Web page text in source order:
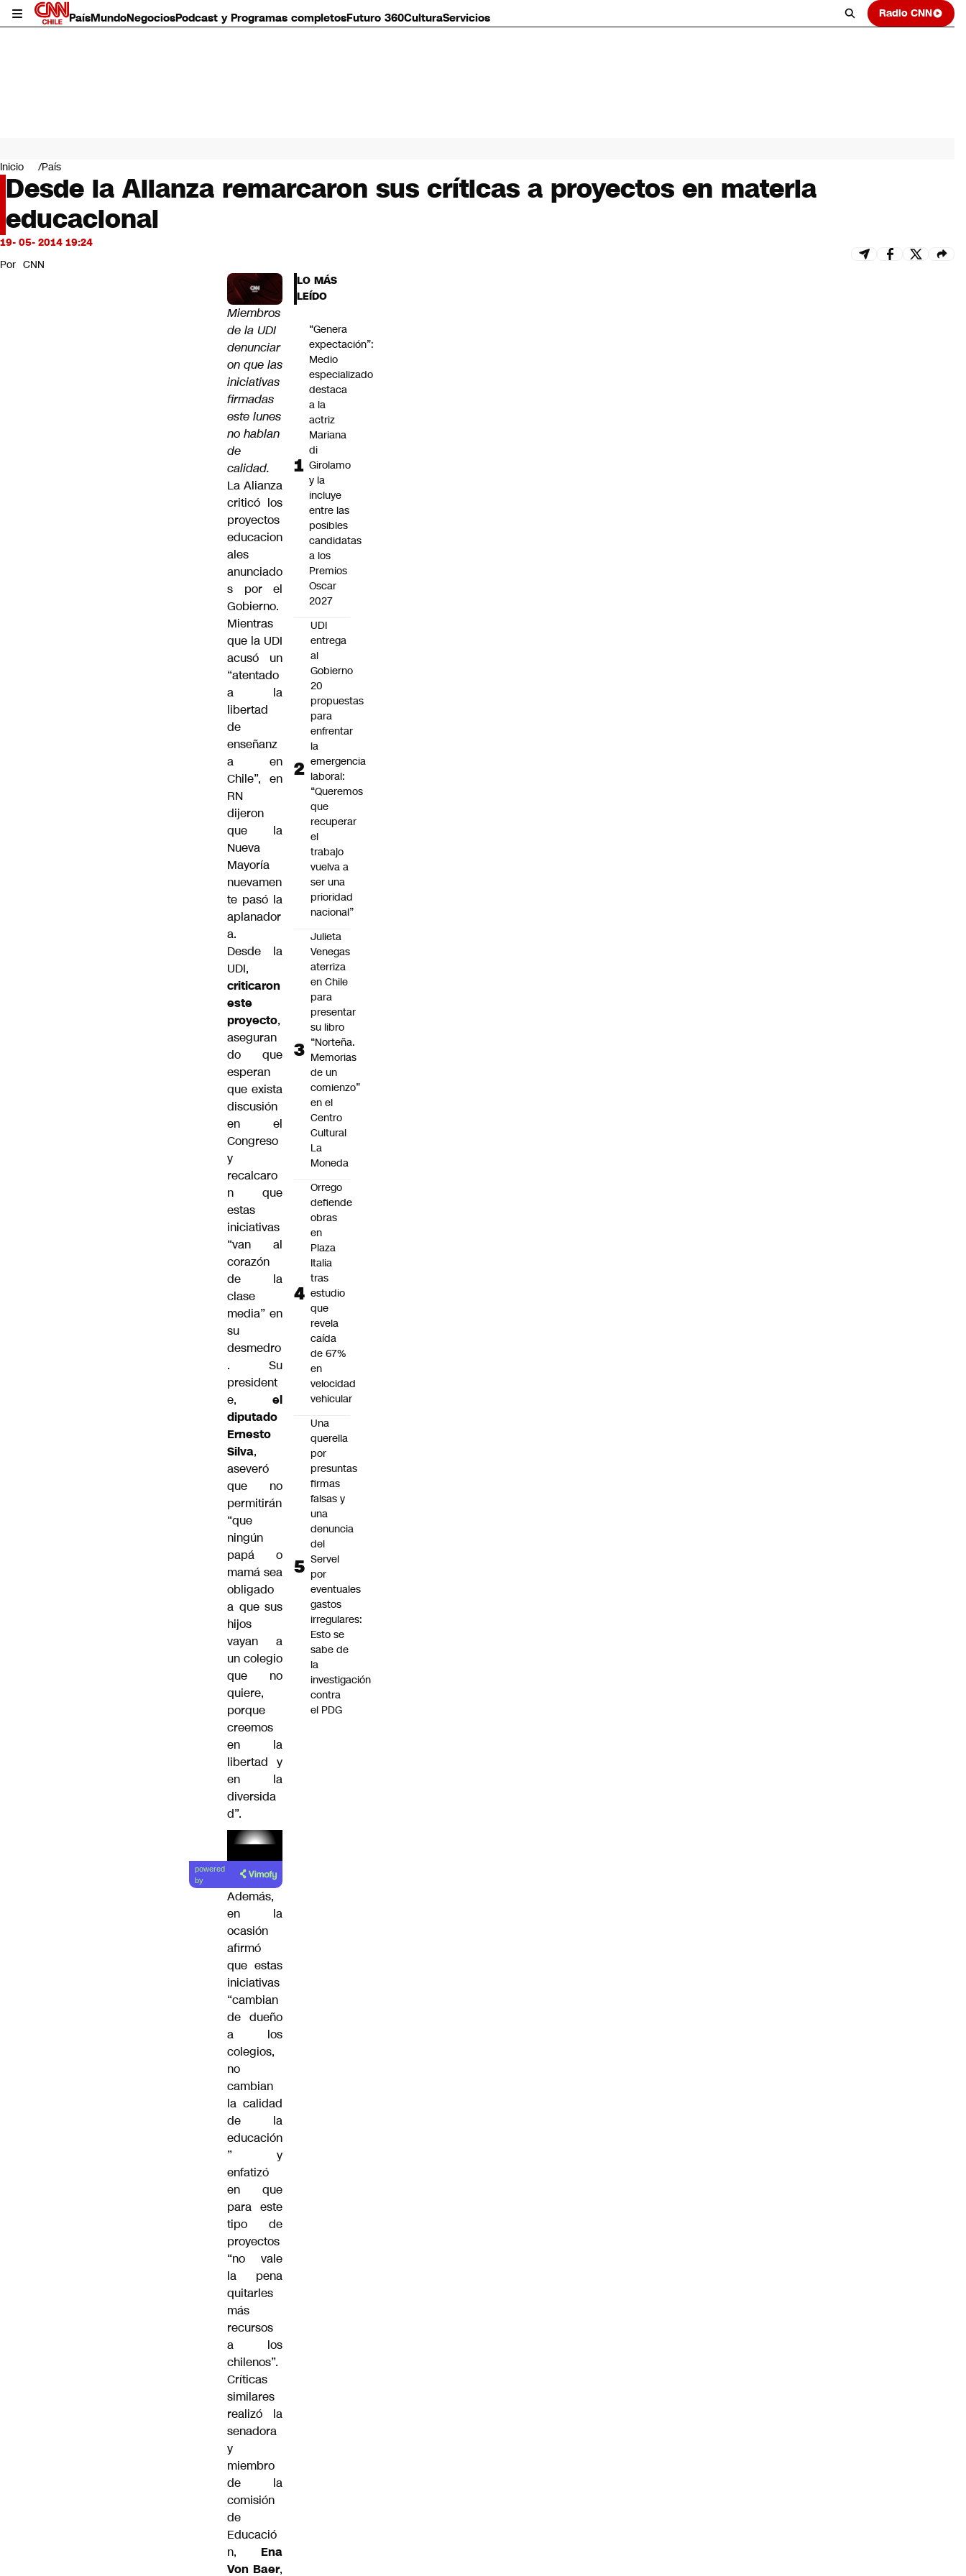
PaísMundoNegociosPodcast y Programas completosFuturo 360CulturaServicios Radio CNN
Mundo
Negocios
Deportes
Programas completos
Cultura
Servicios
Bits
CNN Data
Inicio País
Desde la Alianza remarcaron sus críticas a proyectos en materia
educacional
19- 05- 2014 19:24
Por CNN
Miembros
de la UDI
denunciar
on que las
iniciativas
firmadas
este lunes
no hablan
de
calidad.
La Alianza
criticó los
proyectos
educacion
ales
anunciado
s por el
Gobierno.
Mientras
que la UDI
acusó un
“atentado
a la
libertad
de
enseñanz
a en
Chile”, en
RN
dijeron
que la
Nueva
Mayoría
nuevamen
te pasó la
aplanador
a.
Desde la
UDI,
criticaron
este
proyecto,
aseguran
do que
esperan
que exista
discusión
en el
Congreso
y
recalcaro
n que
estas
iniciativas
“van al
corazón
de la
clase
media” en
su
desmedro
. Su
president
e, el
diputado
Ernesto
Silva,
aseveró
que no
permitirán
“que
ningún
papá o
mamá sea
obligado
a que sus
hijos
vayan a
un colegio
que no
quiere,
porque
creemos
en la
libertad y
en la
diversida
d”.
Lea el
artículo
powered
by
Además,
en la
ocasión
afirmó
que estas
iniciativas
“cambian
de dueño
a los
colegios,
no
cambian
la calidad
de la
educación
” y
enfatizó
en que
para este
tipo de
proyectos
“no vale
la pena
quitarles
más
recursos
a los
chilenos”.
Críticas
similares
realizó la
senadora
y
miembro
de la
comisión
de
Educació
n, Ena
Von Baer,
LO MÁS
LEÍDO
“Genera
expectación”:
Medio
especializado
destaca
a la
actriz
Mariana
di
Girolamo
y la
incluye
entre las
posibles
candidatas
a los
Premios
Oscar
2027
UDI
entrega
al
Gobierno
20
propuestas
para
enfrentar
la
emergencia
laboral:
“Queremos
que
recuperar
el
trabajo
vuelva a
ser una
prioridad
nacional”
Julieta
Venegas
aterriza
en Chile
para
presentar
su libro
“Norteña.
Memorias
de un
comienzo”
en el
Centro
Cultural
La
Moneda
Orrego
defiende
obras
en
Plaza
Italia
tras
estudio
que
revela
caída
de 67%
en
velocidad
vehicular
Una
querella
por
presuntas
firmas
falsas y
una
denuncia
del
Servel
por
eventuales
gastos
irregulares:
Esto se
sabe de
la
investigación
contra
el PDG